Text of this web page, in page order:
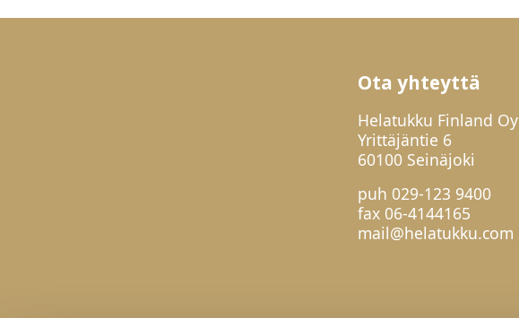
Ota yhteyttä
Helatukku Finland Oy
Yrittäjäntie 6
60100 Seinäjoki
puh 029-123 9400
fax 06-4144165
mail@helatukku.com